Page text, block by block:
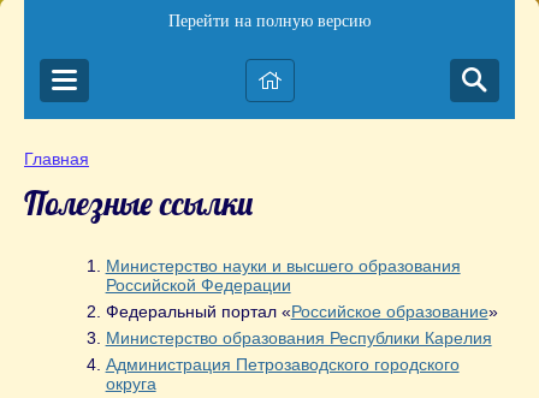
Перейти на полную версию
Главная
Полезные ссылки
Министерство науки и высшего образования
Российской Федерации
Федеральный портал «Российское образование»
Министерство образования Республики Карелия
Администрация Петрозаводского городского
округа